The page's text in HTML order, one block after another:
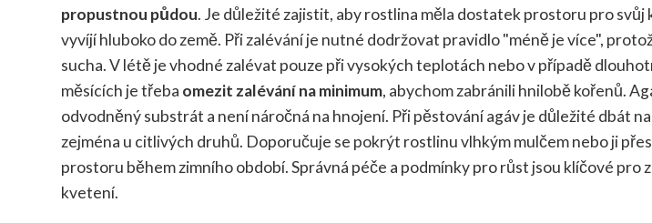
propustnou půdou. Je důležité zajistit, aby rostlina měla dostatek prostoru pro svůj
vyvíjí hluboko do země. Při zalévání je nutné dodržovat pravidlo "méně je více",
sucha. V létě je vhodné zalévat pouze při vysokých teplotách nebo v případě
měsících je třeba omezit zalévání na minimum, abychom zabránili hnilobě kořenů.
odvodněný substrát a není náročná na hnojení. Při pěstování agáv je důležité dbát na
zejména u citlivých druhů. Doporučuje se pokrýt rostlinu vlhkým mulčem nebo ji
prostoru během zimního období. Správná péče a podmínky pro růst jsou klíčové pro
kvetení.